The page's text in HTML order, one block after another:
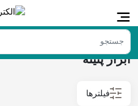
خانه/رنگ/ ابزار پتینه
ابزار پتینه
فیلترها